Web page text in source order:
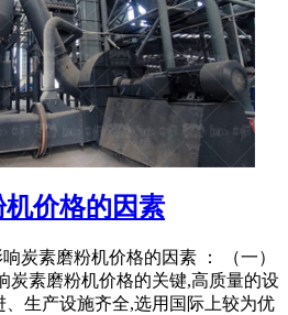
价格的因素
炭素磨粉机价格的因素 ： （一）
炭素磨粉机价格的关键,高质量的设
生产设施齐全,选用国际上较为优